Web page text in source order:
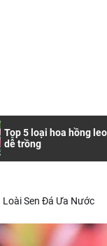
Top 5 loại hoa hồng
dễ trồng
Loài Sen Đá Ưa Nước